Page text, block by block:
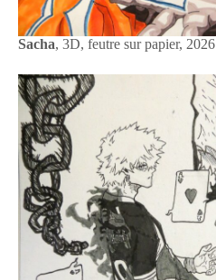
Sacha, 3D, feutre sur papier, 2026